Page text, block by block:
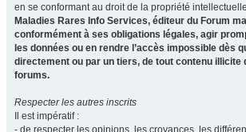
en se conformant au droit de la propriété
Maladies Rares Info Services, éditeur du Forum
conformément à ses obligations légales, agir
les données ou en rendre l’accès impossible dès
directement ou par un tiers, de tout contenu illicite
forums.
Respecter les autres inscrits
Il est impératif :
- de respecter les opinions, les croyances, les